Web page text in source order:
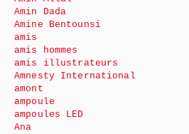
Amin Dada
Amine Bentounsi
amis
amis hommes
amis illustrateurs
Amnesty International
amont
ampoule
ampoules LED
Ana